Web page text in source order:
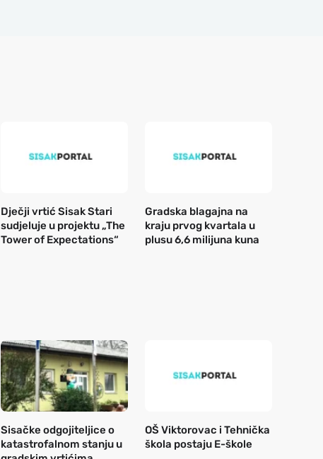
Dječji vrtić Sisak Stari
sudjeluje u projektu „The
Tower of Expectations“
Gradska blagajna na
kraju prvog kvartala u
plusu 6,6 milijuna kuna
Sisačke odgojiteljice o
katastrofalnom stanju u
OŠ Viktorovac i Tehnička
škola postaju E-škole